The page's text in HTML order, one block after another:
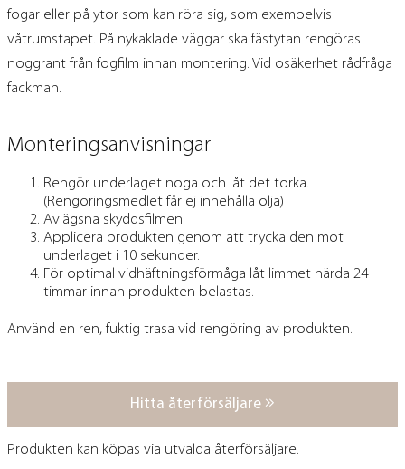
fogar eller på ytor som kan röra sig, som exempelvis
våtrumstapet. På nykaklade väggar ska fästytan rengöras
noggrant från fogfilm innan montering. Vid osäkerhet rådfråga
fackman.
Monteringsanvisningar
Rengör underlaget noga och låt det torka.
(Rengöringsmedlet får ej innehålla olja)
Avlägsna skyddsfilmen.
Applicera produkten genom att trycka den mot
underlaget i 10 sekunder.
För optimal vidhäftningsförmåga låt limmet härda 24
timmar innan produkten belastas.
Använd en ren, fuktig trasa vid rengöring av produkten.
Hitta återförsäljare
Produkten kan köpas via utvalda återförsäljare.